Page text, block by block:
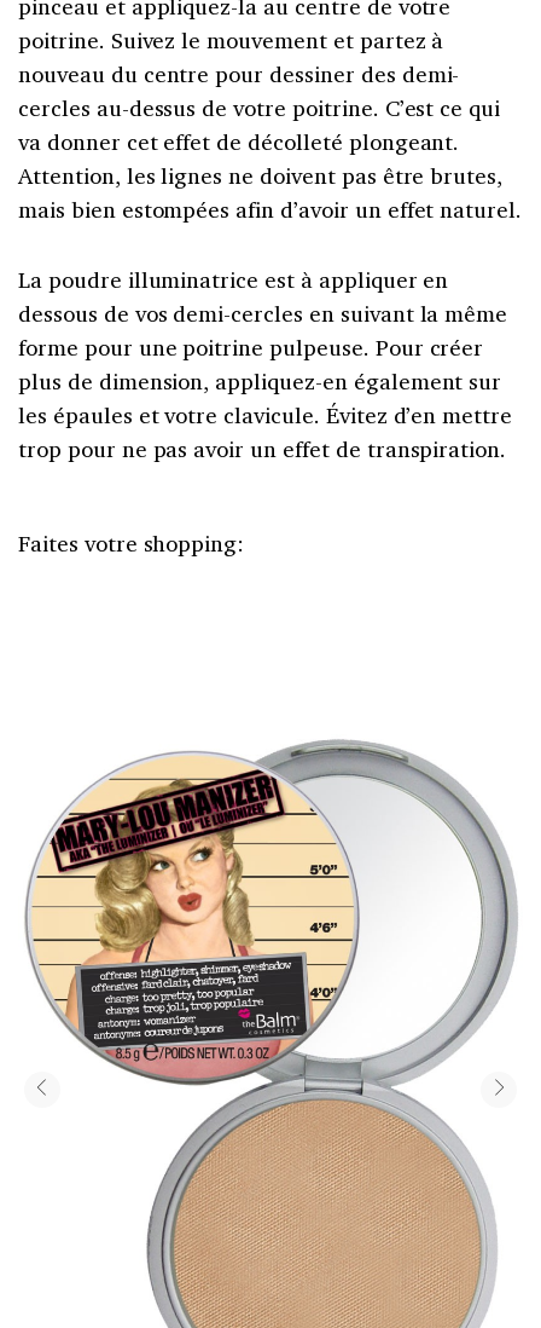
poitrine. Suivez le mouvement et partez à
nouveau du centre pour dessiner des demi-
cercles au-dessus de votre poitrine. C’est ce qui
va donner cet effet de décolleté plongeant.
Attention, les lignes ne doivent pas être brutes,
mais bien estompées afin d’avoir un effet naturel.
La poudre illuminatrice est à appliquer en
dessous de vos demi-cercles en suivant la même
forme pour une poitrine pulpeuse. Pour créer
plus de dimension, appliquez-en également sur
les épaules et votre clavicule. Évitez d’en mettre
trop pour ne pas avoir un effet de transpiration.
Faites votre shopping: